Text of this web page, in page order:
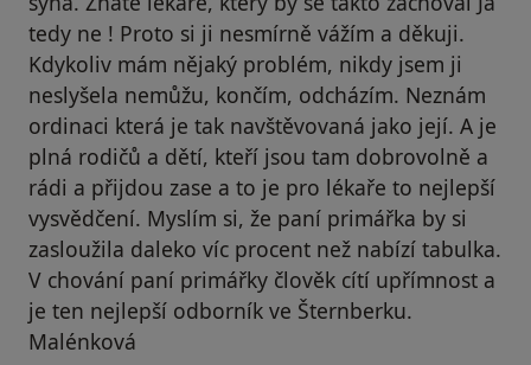
tedy ne ! Proto si ji nesmírně vážím a děkuji.
Kdykoliv mám nějaký problém, nikdy jsem ji
neslyšela nemůžu, končím, odcházím. Neznám
ordinaci která je tak navštěvovaná jako její. A je
plná rodičů a dětí, kteří jsou tam dobrovolně a
rádi a přijdou zase a to je pro lékaře to nejlepší
vysvědčení. Myslím si, že paní primářka by si
zasloužila daleko víc procent než nabízí tabulka.
V chování paní primářky člověk cítí upřímnost a
je ten nejlepší odborník ve Šternberku.
Malénková